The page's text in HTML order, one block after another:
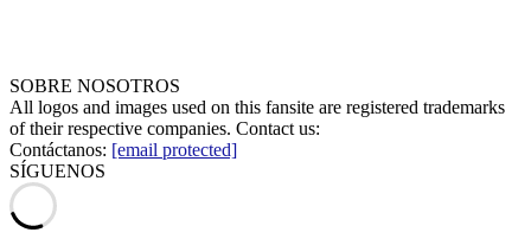
SOBRE NOSOTROS
All logos and images used on this fansite are registered trademarks
of their respective companies. Contact us:
Contáctanos: [email protected]
SÍGUENOS